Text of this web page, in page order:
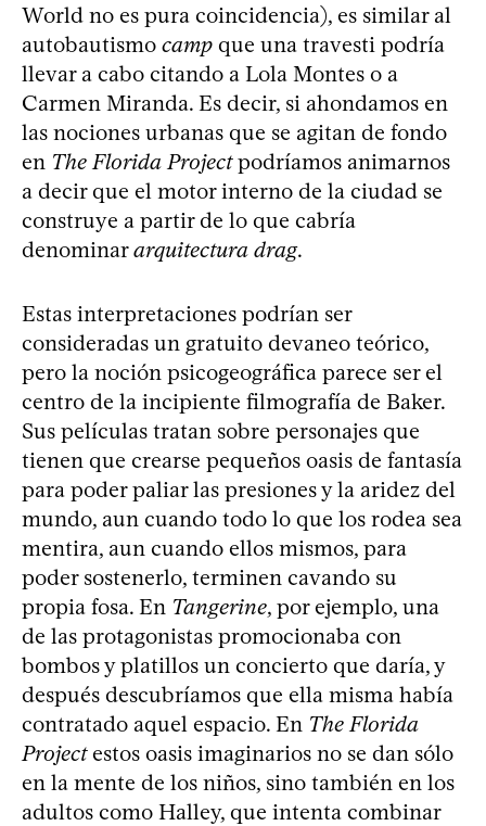
World no es pura coincidencia), es similar al
autobautismo camp que una travesti podría
llevar a cabo citando a Lola Montes o a
Carmen Miranda. Es decir, si ahondamos en
las nociones urbanas que se agitan de fondo
en The Florida Projectpodríamos animarnos
a decir que el motor interno de la ciudad se
construye a partir de lo que cabría
denominararquitectura drag.
Estas interpretaciones podrían ser
consideradas un gratuito devaneo teórico,
pero la noción psicogeográfica parece ser el
centro de la incipiente filmografía de Baker.
Sus películas tratan sobre personajes que
tienen que crearse pequeños oasis de fantasía
para poder paliar las presiones y la aridez del
mundo, aun cuando todo lo que los rodea sea
mentira, aun cuando ellos mismos, para
poder sostenerlo, terminen cavando su
propia fosa. En Tangerine, por ejemplo, una
de las protagonistas promocionaba con
bombos y platillos un concierto que daría, y
después descubríamos que ella misma había
contratado aquel espacio. En The Florida
Projectestos oasis imaginarios no se dan sólo
en la mente de los niños, sino también en los
adultos como Halley, que intenta combinar